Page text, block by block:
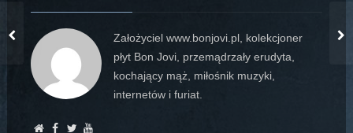
Założyciel www.bonjovi.pl, kolekcjoner
płyt Bon Jovi, przemądrzały erudyta,
kochający mąż, miłośnik muzyki,
internetów i furiat.